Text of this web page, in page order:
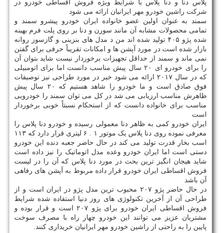
پلاس دنا و دنا پلاس با شرایط ویژه فروش اقساطی خودرو در
شرکت راشین خودرو مهر ایرانیان ارائه می شود
سمند به عنوان اولین عضو خانواده ایران خودرو پیشرو سمند و
تمامی محصولات مشابه آن مانند سورن و دنا بر روی پلت فرم بهینه
شده پژو ۴۰۵ تولید شده اند من د مدل های بنزینی و گازسوز روانه
بازار شده است در مورد آپشن ها و امکانات تقریباً حرفی برای گفتن
نمی ماند و سمند از حداقل تجهیزات برخوردار نیست شاید بتوان آن
را برای خودرو ای ۲۰ سال پیش مناسب دانست اما برای اتومبیلی
که در سال ۲۰۱۷ ارائه می شود خیر در مورد طراحی نیز توصیفات
فوق صادق است و ما خودرو را شاهد هستیم که ۲۰ سال پیش
ظاهرش مناسب ارزیابی می شد در کل می توان سمند را خودرویی
مناسب برای خانواده دانست که از استحکام نسبتاً خوبی برخوردار
است
ایران خودرو کمی به ظاهر دنا معمولی رسیده و خودرو دنا پلاس را
معرفی نموده روی دنا پلاس یک موتور ۱ . ۶ لیتری قرار دارد که ۱۱۳
اسب بخار قدرت تولید می کند در حال حاضر جعبه دنده این خودرو
دستی است اما ایران خودرو وعده مدل اتوماتیک را نیز داده است
شاید هیجان انگیز ترین بحث در مورد دنا پلاس که آن را در لیست
فروش اقساطی ایران خودرو قرار داده مربوط به آپشن های رفاهی
آن باشد
در حال حاضر پژو ۲۰۷ محبوب ترین مدل پژو در ایران است و از
طراحی آن از آخرین تکنولوژی های روز دنیا استفاده شده شرایط
فروش اقساطی ایران خودرو برای پژو ۲۰۷ است و قرار بوده و
مشتریان عزیز می توانند این خودرو چهار راه با مصرف سوخت
پایین را به راحتی از راشین خودرو مهر ایرانیان خریداری کنند.